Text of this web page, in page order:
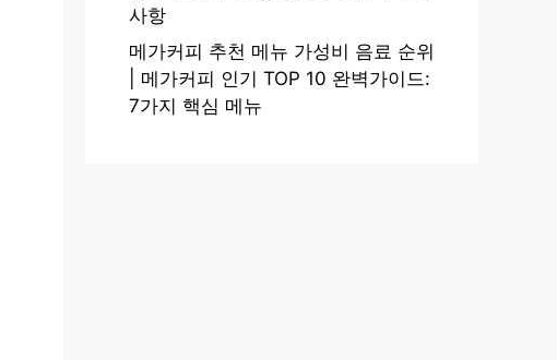
사항
메가커피 추천 메뉴 가성비 음료 순위
| 메가커피 인기 TOP 10 완벽가이드:
7가지 핵심 메뉴